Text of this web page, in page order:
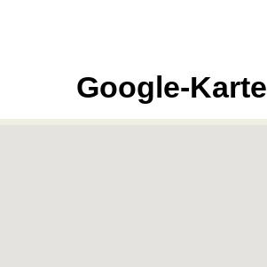
Google-Karte